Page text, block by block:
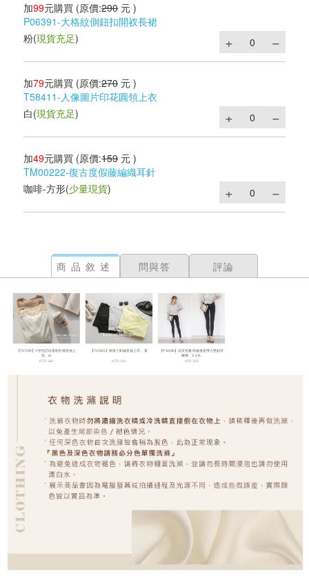
加99元購買 (原價:290 元 )
P06391-大格紋側鈕扣開衩長裙
粉(現貨充足)
加79元購買 (原價:270 元 )
T58411-人像圖片印花圓領上衣
白(現貨充足)
加49元購買 (原價:159 元 )
TM00222-復古度假藤編織耳針
咖啡-方形(少量現貨)
商品敘述 問與答 評論